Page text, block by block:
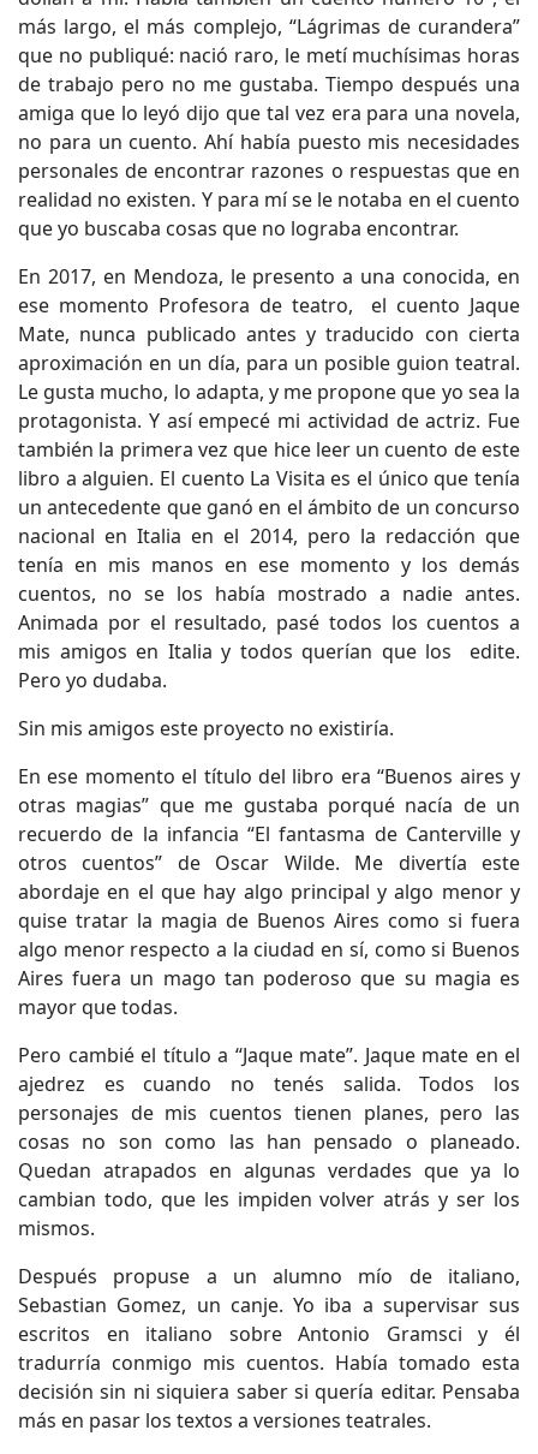
más largo, el más complejo, “Lágrimas de curandera”
que no publiqué: nació raro, le metí muchísimas horas
de trabajo pero no me gustaba. Tiempo después una
amiga que lo leyó dijo que tal vez era para una novela,
no para un cuento. Ahí había puesto mis necesidades
personales de encontrar razones o respuestas que en
realidad no existen. Y para mí se le notaba en el cuento
que yo buscaba cosas que no lograba encontrar.
En 2017, en Mendoza, le presento a una conocida, en
ese momento Profesora de teatro, el cuento Jaque
Mate, nunca publicado antes y traducido con cierta
aproximación en un día, para un posible guion teatral.
Le gusta mucho, lo adapta, y me propone que yo sea la
protagonista. Y así empecé mi actividad de actriz. Fue
también la primera vez que hice leer un cuento de este
libro a alguien. El cuento La Visita es el único que tenía
un antecedente que ganó en el ámbito de un concurso
nacional en Italia en el 2014, pero la redacción que
tenía en mis manos en ese momento y los demás
cuentos, no se los había mostrado a nadie antes.
Animada por el resultado, pasé todos los cuentos a
mis amigos en Italia y todos querían que los edite.
Pero yo dudaba.
Sin mis amigos este proyecto no existiría.
En ese momento el título del libro era “Buenos aires y
otras magias” que me gustaba porqué nacía de un
recuerdo de la infancia “El fantasma de Canterville y
otros cuentos” de Oscar Wilde. Me divertía este
abordaje en el que hay algo principal y algo menor y
quise tratar la magia de Buenos Aires como si fuera
algo menor respecto a la ciudad en sí, como si Buenos
Aires fuera un mago tan poderoso que su magia es
mayor que todas.
Pero cambié el título a “Jaque mate”. Jaque mate en el
ajedrez es cuando no tenés salida. Todos los
personajes de mis cuentos tienen planes, pero las
cosas no son como las han pensado o planeado.
Quedan atrapados en algunas verdades que ya lo
cambian todo, que les impiden volver atrás y ser los
mismos.
Después propuse a un alumno mío de italiano,
Sebastian Gomez, un canje. Yo iba a supervisar sus
escritos en italiano sobre Antonio Gramsci y él
tradurría conmigo mis cuentos. Había tomado esta
decisión sin ni siquiera saber si quería editar. Pensaba
más en pasar los textos a versiones teatrales.